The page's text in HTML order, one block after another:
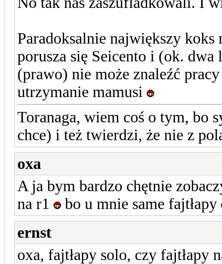
Paradoksalnie największy koks
porusza się Seicento i (ok. dwa
(prawo) nie może znaleźć
utrzymanie mamusi
Toranaga, wiem coś o tym, bo
chce) i też twierdzi, że nie z
oxa
A ja bym bardzo chętnie
na r1
bo u mnie same fajtłapy
ernst
oxa, fajtłapy solo, czy fajtłapy